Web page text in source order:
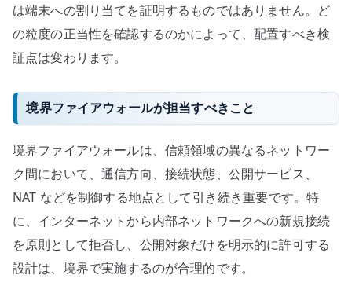
は端末への割り当てを証明するものではありません。ど
の粒度の正当性を確認するのかによって、配置すべき検
証点は変わります。
境界ファイアウォールが担当すべきこと
境界ファイアウォールは、信頼領域の異なるネットワー
ク間において、通信方向、接続状態、公開サービス、
NAT などを制御する地点として引き続き重要です。特
に、インターネットから内部ネットワークへの新規接続
を原則として拒否し、公開対象だけを明示的に許可する
設計は、境界で実施するのが合理的です。